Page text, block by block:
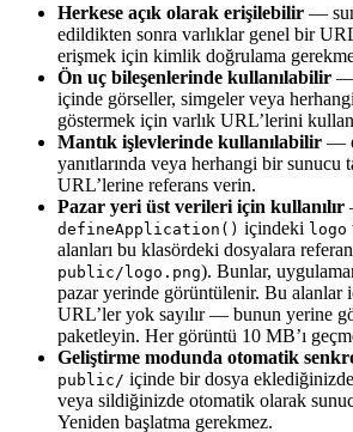
Herkese açık olarak erişilebilir —
edildikten sonra varlıklar genel bir
erişmek için kimlik doğrulama
Ön uç bileşenlerinde kullanılabilir —
içinde görseller, simgeler veya
göstermek için varlık URL’lerini
Mantık işlevlerinde kullanılabilir —
yanıtlarında veya herhangi bir sunucu
URL’lerine referans verin.
Pazar yeri üst verileri için kullanılır
defineApplication() içindeki logo
alanları bu klasördeki dosyalara
public/logo.png). Bunlar,
pazar yerinde görüntülenir. Bu alanlar
URL’ler yok sayılır — bunun yerine
paketleyin. Her görüntü 10 MB’ı
Geliştirme modunda otomatik
public/ içinde bir dosya
veya sildiğinizde otomatik olarak
Yeniden başlatma gerekmez.